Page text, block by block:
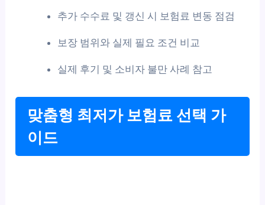
추가 수수료 및 갱신 시 보험료 변동 점검
보장 범위와 실제 필요 조건 비교
실제 후기 및 소비자 불만 사례 참고
맞춤형 최저가 보험료 선택 가
이드